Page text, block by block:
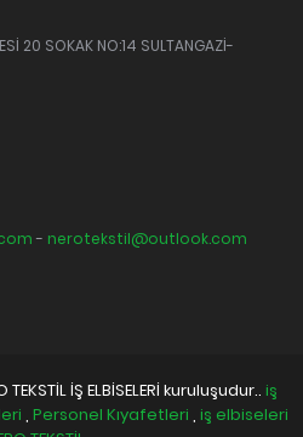
20 SOKAK NO:14 SULTANGAZİ-
- nerotekstil@outlook.com
TEKSTİL İŞ ELBİSELERİ kuruluşudur.. iş
, Personel Kıyafetleri , iş elbiseleri